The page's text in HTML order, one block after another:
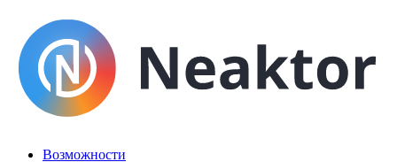
Возможности